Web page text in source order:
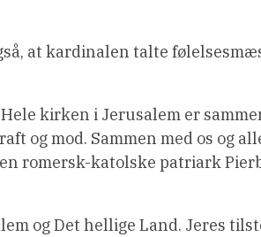
at kardinalen talte
kirken i Jerusalem er
og mod. Sammen med os og
romersk-katolske patriark
og Det hellige Land. Jeres